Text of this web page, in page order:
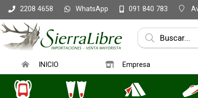
2208 4658 WhatsApp 091 840 783
INICIO Empresa